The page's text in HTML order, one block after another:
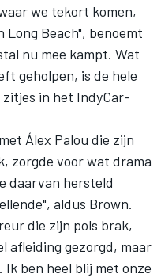
we tekort komen,
Beach", benoemt
nu mee kampt. Wat
geholpen, is de hele
in het IndyCar-
Álex Palou die zijn
zorgde voor wat drama
daarvan hersteld
aldus Brown.
die zijn pols brak,
afleiding gezorgd, maar
ben heel blij met onze